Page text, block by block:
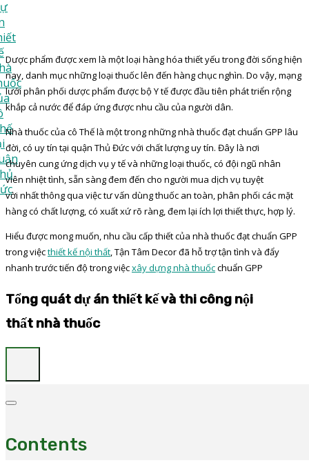
Dược phẩm được xem là một loại hàng hóa thiết yếu trong đời sống hiện
nay, danh mục những loại thuốc lên đến hàng chục nghìn. Do vậy, mạng
lưới phân phối dược phẩm được bộ Y tế được đầu tiên phát triển rộng
khắp cả nước để đáp ứng được nhu cầu của người dân.
Nhà thuốc của cô Thế là một trong những nhà thuốc đạt chuẩn GPP lâu
đời, có uy tín tại quận Thủ Đức với chất lượng uy tín. Đây là nơi
chuyên cung ứng dịch vụ y tế và những loại thuốc, có đội ngũ nhân
viên nhiệt tình, sẵn sàng đem đến cho người mua dịch vụ tuyệt
vời nhất thông qua việc tư vấn dùng thuốc an toàn, phân phối các mặt
hàng có chất lượng, có xuất xứ rõ ràng, đem lại ích lợi thiết thực, hợp lý.
Hiểu được mong muốn, nhu cầu cấp thiết của nhà thuốc đạt chuẩn GPP
trong việcthiết kế nội thất, Tận Tâm Decor đã hỗ trợ tận tình và đẩy
nhanh trước tiến độ trong việcxây dựng nhà thuốcchuẩn GPP
Tổng quát dự án thiết kế và thi công nội
thất nhà thuốc
Contents